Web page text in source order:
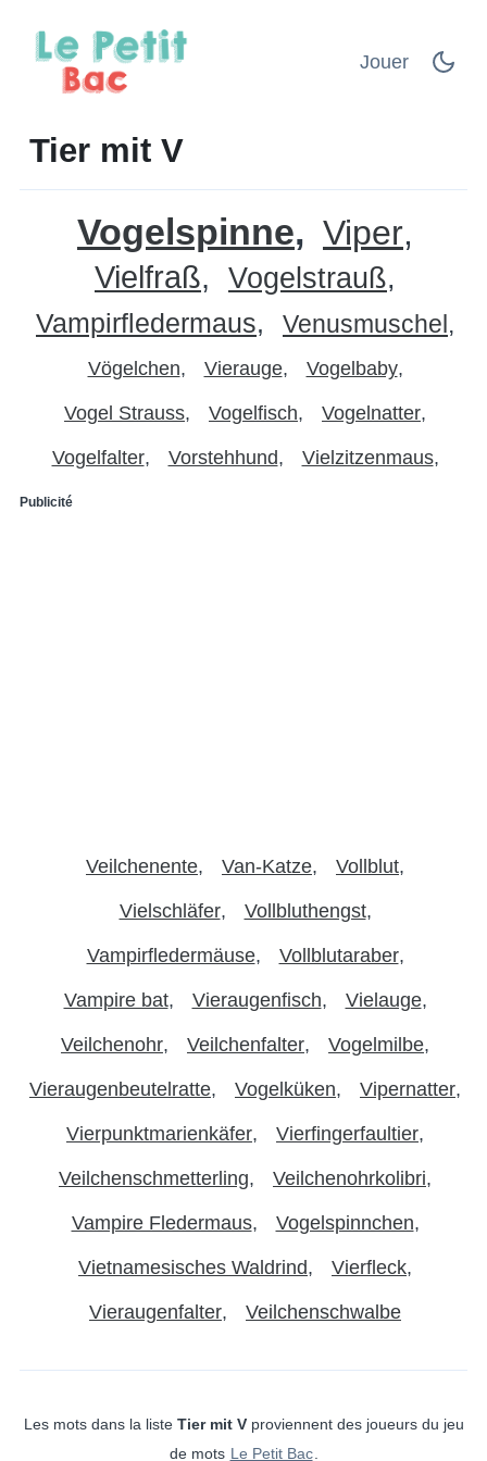
Jouer
Tier mit V
Vogelspinne Viper
Vielfraß Vogelstrauß
Vampirfledermaus Venusmuschel
Vögelchen Vierauge Vogelbaby
Vogel Strauss Vogelfisch Vogelnatter
Vogelfalter Vorstehhund Vielzitzenmaus
Publicité
Veilchenente Van-Katze Vollblut
Vielschläfer Vollbluthengst
Vampirfledermäuse Vollblutaraber
Vampire bat Vieraugenfisch Vielauge
Veilchenohr Veilchenfalter Vogelmilbe
Vieraugenbeutelratte Vogelküken Vipernatter
Vierpunktmarienkäfer Vierfingerfaultier
Veilchenschmetterling Veilchenohrkolibri
Vampire Fledermaus Vogelspinnchen
Vietnamesisches Waldrind Vierfleck
Vieraugenfalter Veilchenschwalbe
Les mots dans la liste Tier mit Vproviennent des joueurs du jeu
de mots Le Petit Bac